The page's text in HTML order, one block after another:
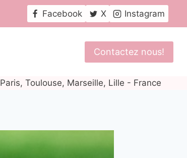
Facebook X Instagram
Contactez nous!
Paris, Toulouse, Marseille, Lille - France